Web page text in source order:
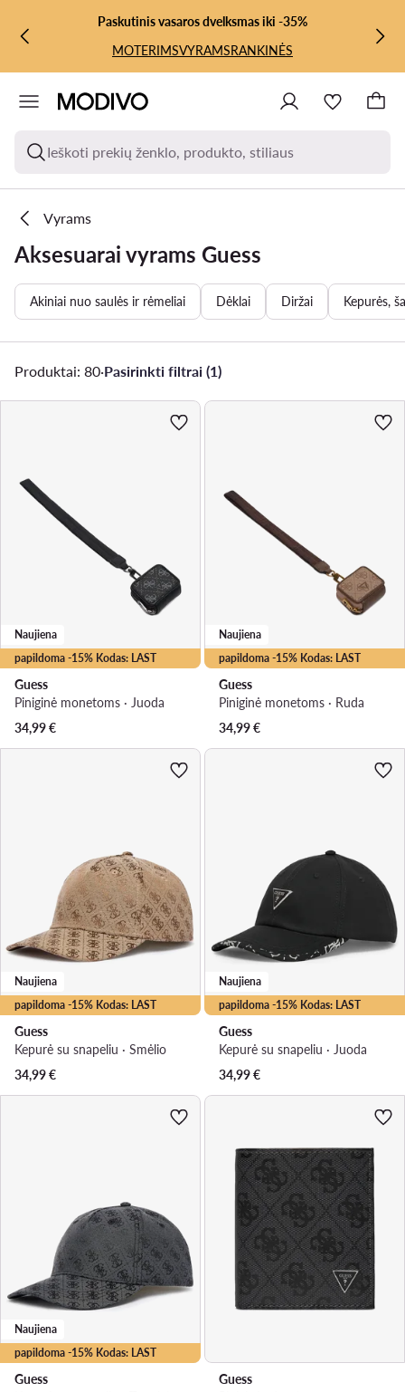
PEREITI PRIE PAGRINDINIO TURINIO
PEREITI Į PAIEŠKĄPaskutinis vasaros dvelksmas iki -35%
MOTERIMSVYRAMSRANKINĖS
Ieškoti prekių ženklo, produkto, stiliaus
Vyrams
Aksesuarai vyrams Guess
Akiniai nuo saulės ir rėmeliai Dėklai Diržai Kepurės,
Produktai: 80·Pasirinkti filtrai (1)
papildoma -15% Kodas: LAST
Naujiena
Guess
Piniginė monetoms · Juoda
34,99€
papildoma -15% Kodas: LAST
Naujiena
Guess
Piniginė monetoms · Ruda
34,99€
papildoma -15% Kodas: LAST
Naujiena
Guess
Kepurė su snapeliu · Smėlio
34,99€
papildoma -15% Kodas: LAST
Naujiena
Guess
Kepurė su snapeliu · Juoda
34,99€
papildoma -15% Kodas: LAST
Naujiena
Guess
Guess